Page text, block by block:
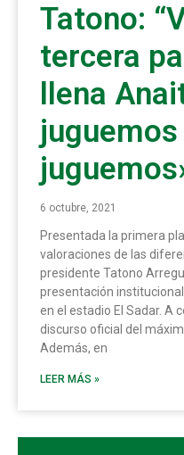
Tatono:
tercera
llena
6 octubre, 2021
Presentada la primera
valoraciones de las
presidente Tatono
presentación
en el estadio El Sadar. A
discurso oficial del
Además, en
LEER MÁS »